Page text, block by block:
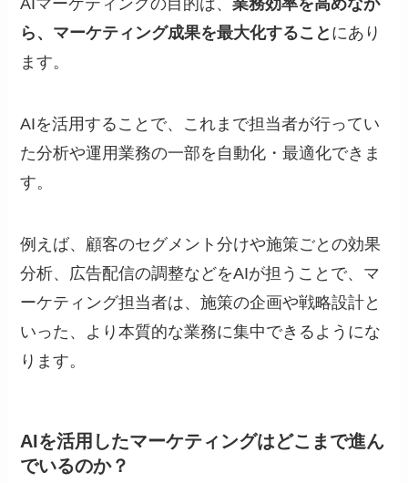
AIマーケティングの目的は、業務効率を高めなが
ら、マーケティング成果を最大化すること にあり
ます。
AIを活用することで、これまで担当者が行ってい
た分析や運用業務の一部を自動化・最適化できま
す。
例えば、顧客のセグメント分けや施策ごとの効果
分析、広告配信の調整などをAIが担うことで、マ
ーケティング担当者は、施策の企画や戦略設計と
いった、より本質的な業務に集中できるようにな
ります。
AIを活用したマーケティングはどこまで進ん
でいるのか？